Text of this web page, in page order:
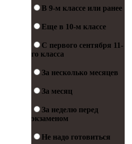
В 9-м классе или ранее
Еще в 10-м классе
С первого сентября 11-
го класса
За несколько месяцев
За месяц
За неделю перед
экзаменом
Не надо готовиться